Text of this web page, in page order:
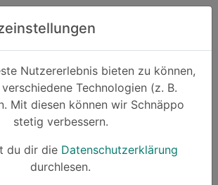
Zum Hauptinhalt springen
Nutzererlebnis bieten zu können,
Technologien (z. B.
Mit diesen können wir Schnäppo
stetig verbessern.
du dir die Datenschutzerklärung
durchlesen.
Suchen
Haushalt und Garten
Cashback